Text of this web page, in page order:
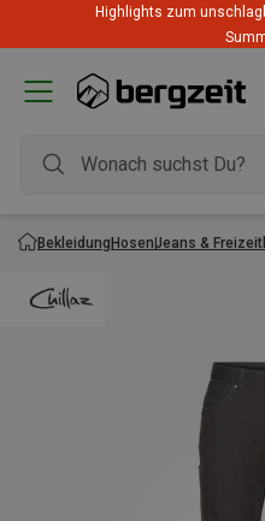
Highlights zum
BekleidungHosenJeans &